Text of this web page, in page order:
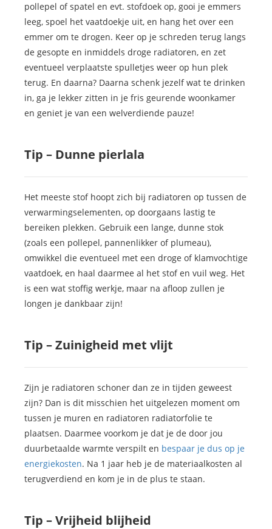
pollepel of spatel en evt. stofdoek op, gooi je emmers
leeg, spoel het vaatdoekje uit, en hang het over een
emmer om te drogen. Keer op je schreden terug langs
de gesopte en inmiddels droge radiatoren, en zet
eventueel verplaatste spulletjes weer op hun plek
terug. En daarna? Daarna schenk jezelf wat te drinken
in, ga je lekker zitten in je fris geurende woonkamer
en geniet je van een welverdiende pauze!
Tip – Dunne pierlala
Het meeste stof hoopt zich bij radiatoren op tussen de
verwarmingselementen, op doorgaans lastig te
bereiken plekken. Gebruik een lange, dunne stok
(zoals een pollepel, pannenlikker of plumeau),
omwikkel die eventueel met een droge of klamvochtige
vaatdoek, en haal daarmee al het stof en vuil weg. Het
is een wat stoffig werkje, maar na afloop zullen je
longen je dankbaar zijn!
Tip – Zuinigheid met vlijt
Zijn je radiatoren schoner dan ze in tijden geweest
zijn? Dan is dit misschien het uitgelezen moment om
tussen je muren en radiatoren radiatorfolie te
plaatsen. Daarmee voorkom je dat je de door jou
duurbetaalde warmte verspilt en bespaar je dus op je
energiekosten. Na 1 jaar heb je de materiaalkosten al
terugverdiend en kom je in de plus te staan.
Tip – Vrijheid blijheid